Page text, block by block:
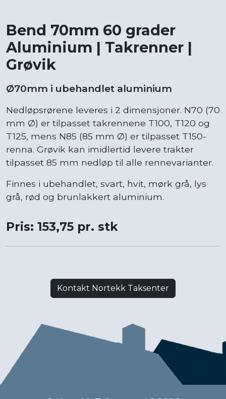
Bend 70mm 60 grader
Aluminium | Takrenner |
Grøvik
Ø70mm i ubehandlet aluminium
Nedløpsrørene leveres i 2 dimensjoner. N70 (70
mm Ø) er tilpasset takrennene T100, T120 og
T125, mens N85 (85 mm Ø) er tilpasset T150-
renna. Grøvik kan imidlertid levere trakter
tilpasset 85 mm nedløp til alle rennevarianter.
Finnes i ubehandlet, svart, hvit, mørk grå, lys
grå, rød og brunlakkert aluminium.
Pris: 153,75 pr. stk
Kontakt Nortekk Taksenter